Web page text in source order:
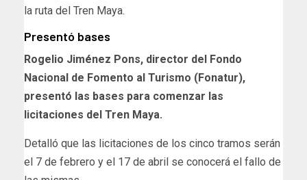
la ruta del Tren Maya.
Presentó bases
Rogelio Jiménez Pons, director del Fondo
Nacional de Fomento al Turismo (Fonatur),
presentó las bases para comenzar las
licitaciones del Tren Maya.
Detalló que las licitaciones de los cinco tramos serán
el 7 de febrero y el 17 de abril se conocerá el fallo de